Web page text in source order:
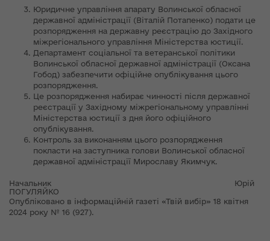
Юридичне управління апарату Волинської обласної
державної адміністрації (Віталій Потапенко) подати це
розпорядження на державну реєстрацію до Західного
міжрегіонального управління Міністерства юстиції.
Департамент соціальної та ветеранської політики
Волинської обласної державної адміністрації (Оксана
Гобод) забезпечити офіційне опублікування цього
розпорядження.
Це розпорядження набирає чинності після державної
реєстрації у Західному міжрегіональному управлінні
Міністерства юстиції з дня його офіційного
опублікування.
Контроль за виконанням цього розпорядження
покласти на заступника голови Волинської обласної
державної адміністрації Мирославу Якимчук.
Начальник Юрій
ПОГУЛЯЙКО
Опубліковано в інформаційній газеті «Твій вибір» 18 квітня
2024 року № 16 (927).